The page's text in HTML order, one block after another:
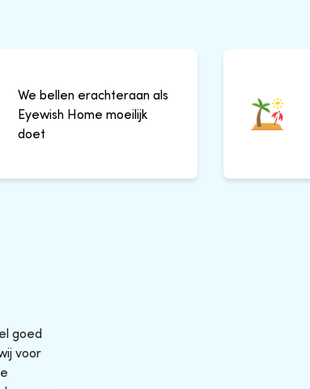
We bellen erachteraan als
Eyewish Home moeilijk
doet
goed
voor